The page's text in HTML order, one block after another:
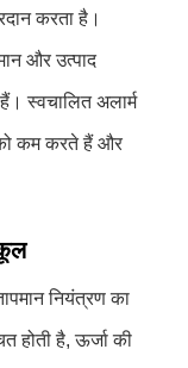
करता है।
और उत्पाद
स्वचालित अलार्म
को कम करते हैं और
नियंत्रण का
होती है, ऊर्जा की